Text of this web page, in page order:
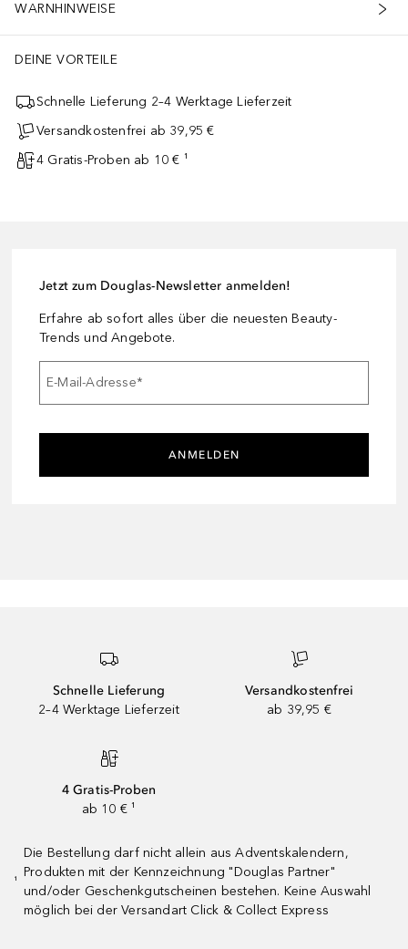
WARNHINWEISE
DEINE VORTEILE
Schnelle Lieferung 2–4 Werktage Lieferzeit
Versandkostenfrei ab 39,95 €
4 Gratis-Proben ab 10 € ¹
Jetzt zum Douglas-Newsletter anmelden!
Erfahre ab sofort alles über die neuesten Beauty-
Trends und Angebote.
E-Mail-Adresse*
ANMELDEN
Schnelle Lieferung
2–4 Werktage Lieferzeit
Versandkostenfrei
ab 39,95 €
4 Gratis-Proben
ab 10 € ¹
¹
Die Bestellung darf nicht allein aus Adventskalendern,
Produkten mit der Kennzeichnung "Douglas Partner"
und/oder Geschenkgutscheinen bestehen. Keine Auswahl
möglich bei der Versandart Click & Collect Express